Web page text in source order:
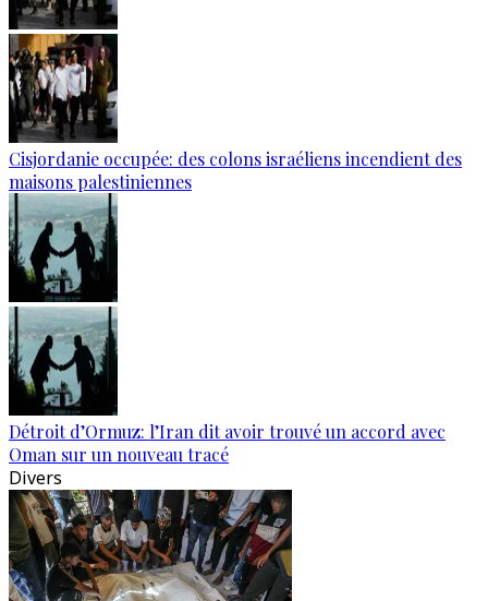
Cisjordanie occupée: des colons israéliens incendient des
maisons palestiniennes
Détroit d’Ormuz: l’Iran dit avoir trouvé un accord avec
Oman sur un nouveau tracé
Divers